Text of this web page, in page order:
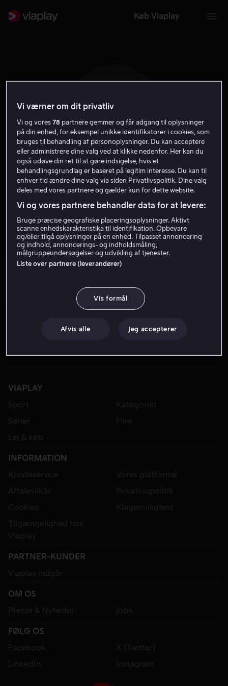
Køb Viaplay
T H
Tom Hodges
Skuespiller
VIAPLAY
Sport
Kategorier
Serier
Film
Lej & køb
INFORMATION
Kundeservice
Vores platforme
Aftalevilkår
Privatlivspolitik
Cookies
Klagemulighed
Tilgængelighed hos
Viaplay
PARTNER-KUNDER
Viaplay indgår
OM OS
Presse & Nyheder
Jobs
FØLG OS
Facebook
X (Twitter)
LinkedIn
Instagram
Vi værner om dit privatliv
Vi og vores78 partnere gemmer og får adgang til oplysninger
på din enhed, for eksempel unikke identifikatorer i cookies, som
bruges til behandling af personoplysninger. Du kan acceptere
eller administrere dine valg ved at klikke nedenfor. Her kan du
også udøve din ret til at gøre indsigelse, hvis et
behandlingsgrundlag er baseret på legitim interesse. Du kan til
enhver tid ændre dine valg via siden Privatlivspolitik. Dine valg
deles med vores partnere og gælder kun for dette website.
Vi og vores partnere behandler data for at levere:
Bruge præcise geografiske placeringsoplysninger. Aktivt
scanne enhedskarakteristika til identifikation. Opbevare
og/eller tilgå oplysninger på en enhed. Tilpasset annoncering
og indhold, annoncerings- og indholdsmåling,
målgruppeundersøgelser og udvikling af tjenester.
Liste over partnere (leverandører)
Vis formål
Afvis alle Jeg accepterer